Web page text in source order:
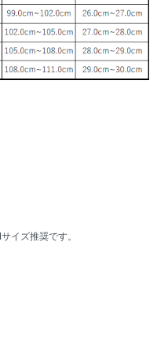
イズ推奨です。